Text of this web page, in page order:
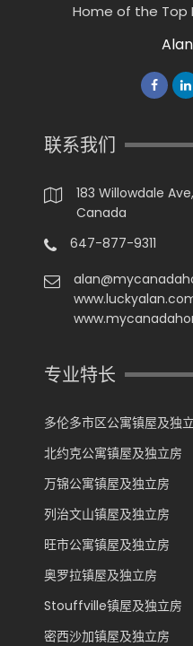
Home of the Top
联系我们
183 Willowdale
Canada
647-877-9311
专业特长
多伦多市区公寓镇屋及独
北约克公寓镇屋及独立房
万锦公寓镇屋及独立房
列治文山镇屋及独立房
旺市公寓镇屋及独立房
奥罗拉镇屋及独立房
Stouffville镇屋及独立房
密西沙加镇屋及独立房